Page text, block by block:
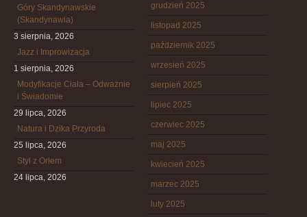
Góry Skandynawskie
(Skandynawia)
3 sierpnia, 2026
Jazz i Improwizacja
1 sierpnia, 2026
Modyfikacje Ciała – Odważnie
i Świadomie
29 lipca, 2026
Natura i Dzika Przyroda
25 lipca, 2026
Styl z Orłem
24 lipca, 2026
grudzień 2025
listopad 2025
październik 2025
wrzesień 2025
sierpień 2025
lipiec 2025
czerwiec 2025
maj 2025
kwiecień 2025
marzec 2025
luty 2025